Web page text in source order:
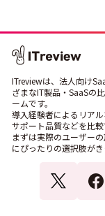
ITreviewは、法人向け
ざまなIT製品・SaaSの
ームです。
導入経験者によるリア
サポート品質などを比較
まずは実際のユーザー
にぴったりの選択肢がき